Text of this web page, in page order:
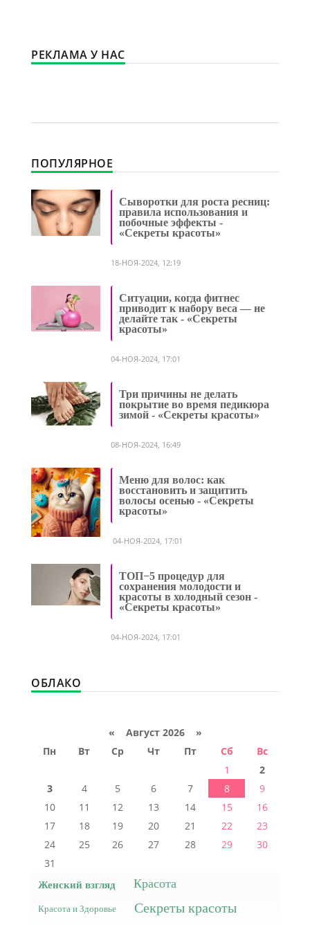
РЕКЛАМА У НАС
ПОПУЛЯРНОЕ
Сыворотки для роста ресниц:
правила использования и
побочные эффекты -
«Секреты красоты»
18-НОЯ-2024, 12:19
Ситуации, когда фитнес
приводит к набору веса — не
делайте так - «Секреты
красоты»
04-НОЯ-2024, 17:01
Три причины не делать
покрытие во время педикюра
зимой - «Секреты красоты»
08-НОЯ-2024, 16:49
Меню для волос: как
восстановить и защитить
волосы осенью - «Секреты
красоты»
04-НОЯ-2024, 17:01
ТОП−5 процедур для
сохранения молодости и
красоты в холодный сезон -
«Секреты красоты»
04-НОЯ-2024, 17:01
ОБЛАКО
« Август 2026 »
Пн
Вт Ср Чт Пт Сб
Вс
1
2
3
4 5 6 7 8
9
10
11 12 13 14 15
16
17
18 19 20 21 22
23
24
25 26 27 28 29
30
31
Женский взгляд Красота
Красота и Здоровье Секреты красоты